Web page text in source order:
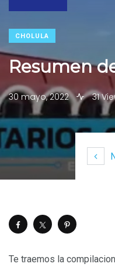
CHOLULA
Resumen
30 mayo, 2022 31
Te traemos la